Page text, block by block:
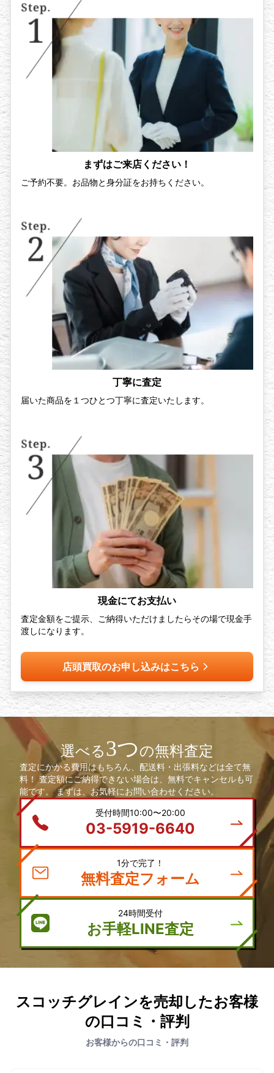
まずはご来店ください！
ご予約不要。お品物と身分証をお持ちください。
丁寧に査定
届いた商品を１つひとつ丁寧に査定いたします。
現金にてお支払い
査定金額をご提示、ご納得いただけましたらその場で現金手
渡しになります。
店頭買取のお申し込みはこちら
選べる3つの無料査定
査定にかかる費用はもちろん、配送料・出張料などは全て無
料！ 査定額にご納得できない場合は、無料でキャンセルも可
能です。 まずは、お気軽にお問い合わせください。
受付時間10:00〜20:00
03-5919-6640
1分で完了！
無料査定フォーム
24時間受付
お手軽LINE査定
スコッチグレインを売却したお客様
の口コミ・評判
お客様からの口コミ・評判